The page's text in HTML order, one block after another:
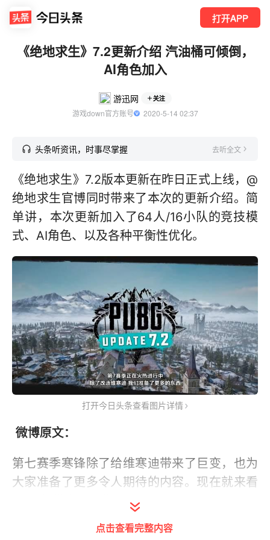
打开APP
《绝地求生》7.2更新介绍 汽油桶可倾倒，
AI角色加入
游迅网 关注
游戏down官方账号
  2020-5-14 02:37
头条听资讯，时事尽掌握 去听全文
《绝地求生》7.2版本更新在昨日正式上线，@
绝地求生官博同时带来了本次的更新介绍。简
单讲，本次更新加入了64人/16小队的竞技模
式、AI角色、以及各种平衡性优化。
打开今日头条查看图片详情
微博原文：
第七赛季寒锋除了给维寒迪带来了巨变，也为
大家准备了更多令人期待的内容。现在就来看
看7.2都带来了哪些更新吧~
竞技模式正式上线，更丰富的物资，全场64名
点击查看完整内容